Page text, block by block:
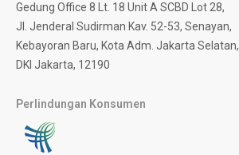
Gedung Office 8 Lt. 18 Unit A SCBD Lot 28,
Jl. Jenderal Sudirman Kav. 52-53, Senayan,
Kebayoran Baru, Kota Adm. Jakarta Selatan,
DKI Jakarta, 12190
Perlindungan Konsumen